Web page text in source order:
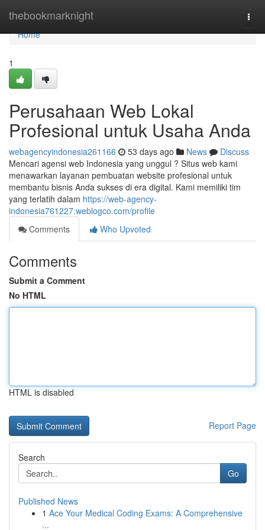
thebookmarknight
Home
Home
1
Perusahaan Web Lokal
Profesional untuk Usaha Anda
webagencyindonesia261166 53 days ago News
Discuss
Mencari agensi web Indonesia yang unggul ? Situs web kami
menawarkan layanan pembuatan website profesional untuk
membantu bisnis Anda sukses di era digital. Kami memiliki tim
yang terlatih dalam https://web-agency-
indonesia761227.weblogco.com/profile
Comments
Who Upvoted
Comments
Submit a Comment
No HTML
HTML is disabled
Report Page
Search
Go
Published News
1 Ace Your Medical Coding Exams: A Comprehensive
...